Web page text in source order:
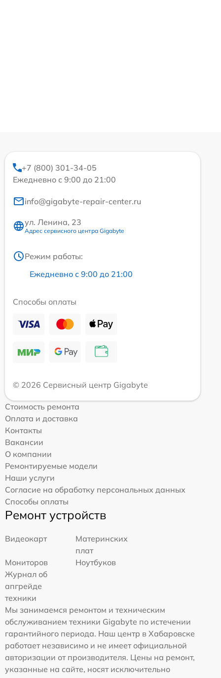
+7 (800) 301-34-05
Ежедневно с 9:00 до 21:00
info@gigabyte-repair-center.ru
ул. Ленина, 23
Адрес сервисного центра Gigabyte
Режим работы:
Ежедневно с 9:00 до 21:00
Способы оплаты
© 2026 Сервисный центр Gigabyte
Стоимость ремонта
Оплата и доставка
Контакты
Вакансии
О компании
Ремонтируемые модели
Наши услуги
Согласие на обработку персональных данных
Способы оплаты
Ремонт устройств
Видеокарт
Материнских
плат
Мониторов
Ноутбуков
Журнал об
апгрейде
техники
Мы занимаемся ремонтом и техническим
обслуживанием техники Gigabyte по истечении
гарантийного периода. Наш центр в Хабаровске
работает независимо и не имеет официальной
авторизации от производителя. Цены на ремонт,
указанные на сайте, носят исключительно